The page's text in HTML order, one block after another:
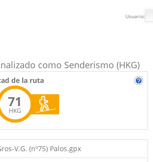
Usuario:
como Senderismo (HKG)
de la ruta
71
HKG
V.G. (nº75) Palos.gpx